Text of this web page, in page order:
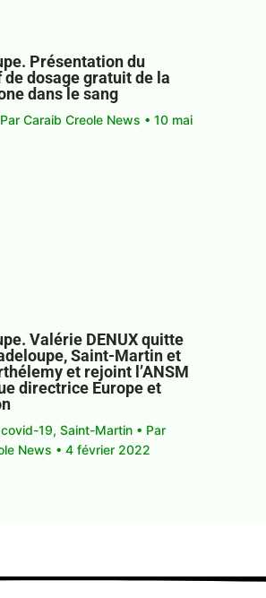
Présentation du
dosage gratuit de la
dans le sang
Caraib Creole News •10 mai
Valérie DENUX quitte
Saint-Martin et
et rejoint l’ANSM
directrice Europe et
covid-19,Saint-Martin • Par
News •4 février 2022